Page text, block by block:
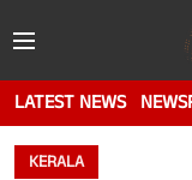
LATEST NEWS
KERALA